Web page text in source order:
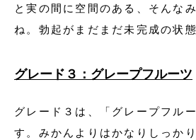
と実の間に空間のある、そんな
ね。勃起がまだまだ未完成の状態
グレード３：グレープフルーツ
グレード３は、「グレープフル
す。みかんよりはかなりしっか